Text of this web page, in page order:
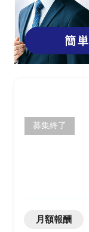
募集終了
月額報酬